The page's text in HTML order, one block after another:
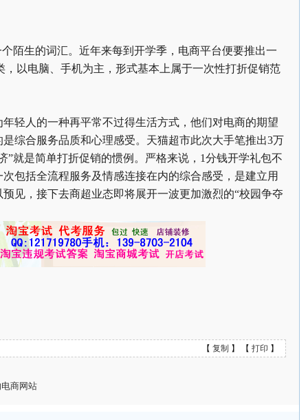
陌生的词汇。近年来每到开学季，电商平台便要推出一
，以电脑、手机为主，形式基本上属于一次性打折促销范
轻人的一种再平常不过得生活方式，他们对电商的期望
综合服务品质和心理感受。天猫超市此次大手笔推出3万
”就是简单打折促销的惯例。严格来说，1分钱开学礼包不
包括全流程服务及情感连接在内的综合感受，是建立用
见，接下去商超业态即将展开一波更加激烈的“校园争夺
【 复制 】 【 打印 】
商网站